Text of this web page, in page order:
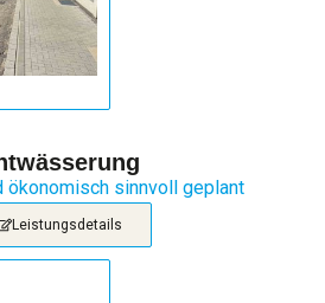
ökonomisch sinnvoll geplant
Leistungsdetails